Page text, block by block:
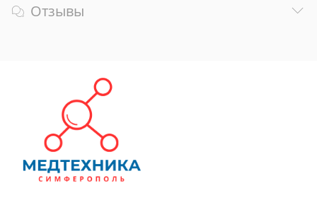
Отзывы